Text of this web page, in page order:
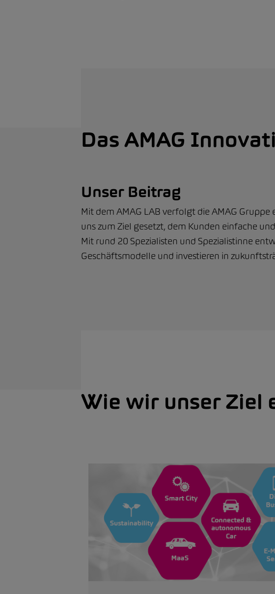
Das AMAG
Unser Beitrag
Mit dem AMAG LAB verfolgt die AMAG
uns zum Ziel gesetzt, dem Kunden einfache
Mit rund 20 Spezialisten und Spezialistinne
Geschäftsmodelle und investieren in
Wie wir